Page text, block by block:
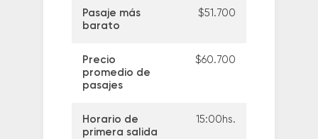
Pasaje más
barato
$51.700
Precio
promedio de
pasajes
$60.700
Horario de
primera salida
15:00hs.